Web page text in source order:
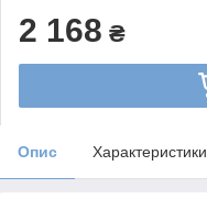
2 168 ₴
Опис Характеристики